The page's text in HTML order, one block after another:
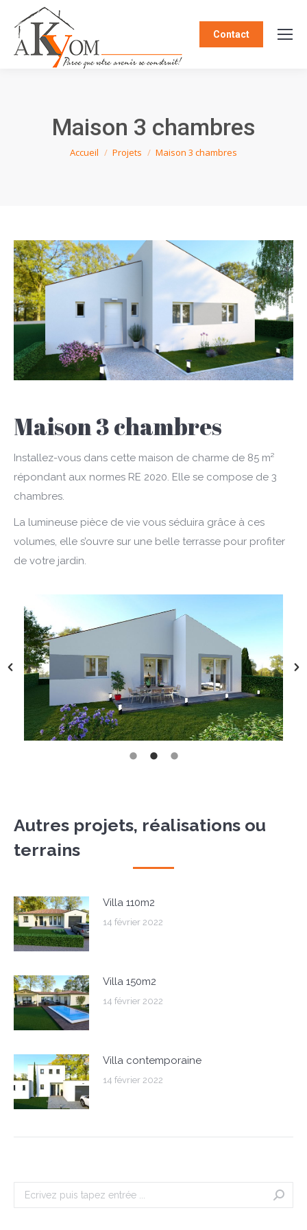
Contact
Maison 3 chambres
Vous êtes ici :
Accueil Projets Maison 3 chambres
Maison 3 chambres
Installez-vous dans cette maison de charme de 85 m²
répondant aux normes RE 2020. Elle se compose de 3
chambres.
La lumineuse pièce de vie vous séduira grâce à ces
volumes, elle s’ouvre sur une belle terrasse pour profiter
de votre jardin.
Autres projets, réalisations ou
terrains
Villa 110m2
14 février 2022
Villa 150m2
14 février 2022
Villa contemporaine
14 février 2022
Search: